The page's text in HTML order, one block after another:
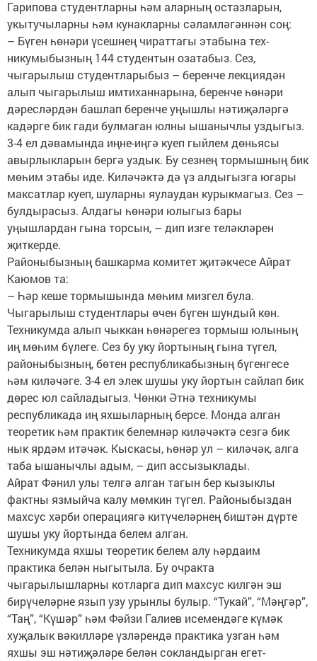
Гарипова студентларны һәм аларның остазларын,
укытучыларны һәм кунакларны сәламләгәннән соң:
– Бүген һөнәри үсешнең чираттагы этабына тех­
никумыбызның 144 студентын озатабыз. Сез,
чыгарылыш студентларыбыз – беренче лекциядән
алып чыгарылыш имтиханнарына, беренче һөнәри
дәресләрдән башлап беренче уңышлы нәтиҗәләргә
кадәрге бик гади булмаган юлны ышанычлы уздыгыз.
3-4 ел дәвамында иңне-иңгә куеп гыйлем дөньясы
авырлыкларын бергә уздык. Бу сезнең тормышның бик
мөһим этабы иде. Киләчәктә дә үз алдыгызга югары
максатлар куеп, шуларны яулаудан курыкмагыз. Сез –
булдырасыз. Алдагы һөнәри юлыгыз бары
уңышлардан гына торсын, – дип изге теләкләрен
җиткерде.
Районыбызның башкарма комитет җитәкчесе Айрат
Каюмов та:
– Һәр кеше тормышында мөһим мизгел була.
Чыгарылыш студентлары өчен бүген шундый көн.
Техникумда алып чыккан һөнәрегез тормыш юлының
иң мөһим бүлеге. Сез бу уку йортының гына түгел,
районыбызның, бөтен республикабызның бүгенгесе
һәм киләчәге. 3-4 ел элек шушы уку йортын сайлап бик
дөрес юл сайладыгыз. Чөнки Әтнә техникумы
республикада иң яхшыларның берсе. Монда алган
теоретик һәм практик белемнәр киләчәктә сезгә бик
нык ярдәм итәчәк. Кыскасы, һөнәр ул – киләчәк, алга
таба ышанычлы адым, – дип ассызыклады.
Айрат Фәнил улы телгә алган тагын бер кызыклы
фактны язмыйча калу мөмкин түгел. Районыбыздан
махсус хәрби операциягә китүчеләрнең биштән дүрте
шушы уку йортында белем алган.
Техникумда яхшы теоретик белем алу һәрдаим
практика белән ныгытыла. Бу очракта
чыгарылышларны котларга дип махсус килгән эш
бирүчеләрне язып узу урынлы булыр. “Тукай”, “Мәңгәр”,
“Таң”, “Күшәр” һәм Фәйзи Галиев исемендәге күмәк
хуҗалык вәкилләре үзләрендә практика узган һәм
яхшы эш нәтиҗәләре белән сокландырган егет-